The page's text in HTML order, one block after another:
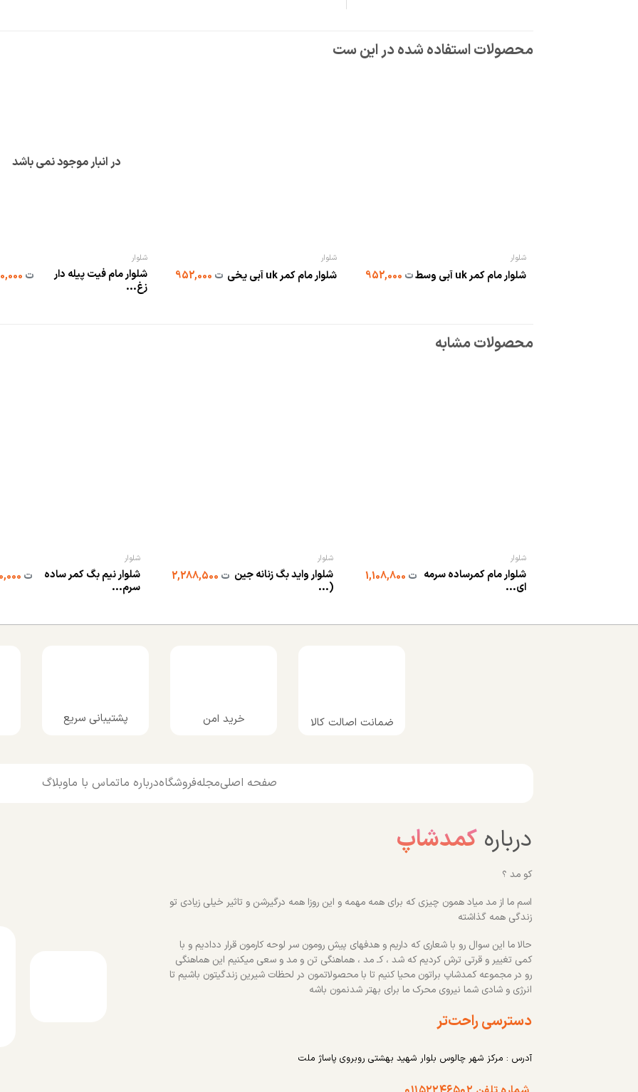
شلوار
شلوار مام کمر uk آبی وسط ت
شلوار
شلوار مام کمر uk آبی یخی ت
در انبار موجود نمی باشد
شلوار
شلوار مام فیت پیله دار
زغ...
ت
محصولات مشابه
شلوار
شلوار مام کمرساده سرمه
ای...
ت
شلوار
شلوار واید بگ زنانه جین
(...
ت
شلوار
شلوار نیم بگ کمر ساده
سرم...
ت
ضمانت اصالت کالا خرید امن پشتیبانی سریع
صفحه اصلیمجلهفروشگاهدرباره ماتماس با ماوبلاگ
دربارهکمدشاپ
کو مد ؟
اسم ما از مد میاد همون چیزی که برای همه مهمه و این روزا همه درگیرشن و تاثیر خیلی زیادی تو
زندگی همه گذاشته
حالا ما این سوال رو با شعاری که داریم و هدفهای پیش رومون سر لوحه کارمون قرار ددادیم و با
کمی تغییر و قرتی ترش کردیم که شد ، کـ مد ، هماهنگی تن و مد و سعی میکنیم این هماهنگی
رو در مجموعه کمدشاپ براتون محیا کنیم تا با محصولاتمون در لحظات شیرین زندگیتون باشیم تا
انرژی و شادی شما نیروی محرک ما برای بهتر شدنمون باشه
دسترسی راحت‌تر
آدرس : مرکز شهر چالوس بلوار شهید بهشتی روبروی پاساژ ملت